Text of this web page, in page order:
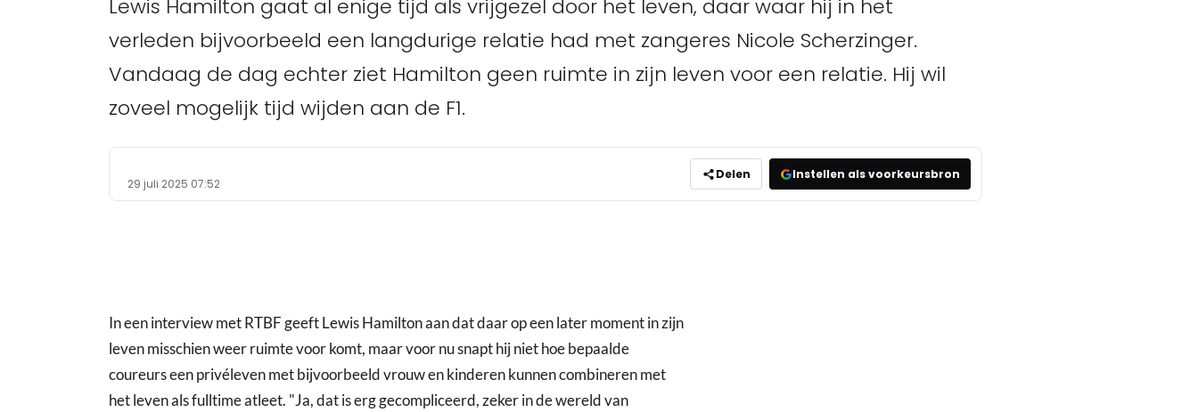
Lewis Hamilton gaat al enige tijd als vrijgezel door het leven, daar waar hij in het
verleden bijvoorbeeld een langdurige relatie had met zangeres Nicole Scherzinger.
Vandaag de dag echter ziet Hamilton geen ruimte in zijn leven voor een relatie. Hij wil
zoveel mogelijk tijd wijden aan de F1.
29 juli 2025 07:52
Delen Instellen als voorkeursbron
In een interview met RTBF geeft Lewis Hamilton aan dat daar op een later moment in zijn
leven misschien weer ruimte voor komt, maar voor nu snapt hij niet hoe bepaalde
coureurs een privéleven met bijvoorbeeld vrouw en kinderen kunnen combineren met
het leven als fulltime atleet. "Ja, dat is erg gecompliceerd, zeker in de wereld van